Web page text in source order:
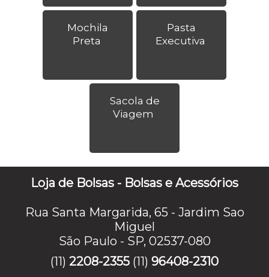
Mochila
Preta
Pasta
Executiva
Sacola de
Viagem
Loja de Bolsas - Bolsas e Acessórios
Rua Santa Margarida, 65 - Jardim Sao
Miguel
São Paulo - SP, 02537-080
(11) 2208-2355 (11) 96408-2310